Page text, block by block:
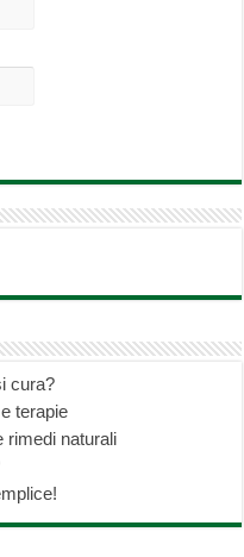
cura?
terapie
rimedi naturali